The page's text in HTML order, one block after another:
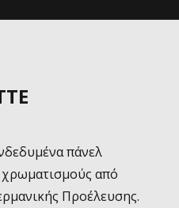
πάνελ
από
Προέλευσης.